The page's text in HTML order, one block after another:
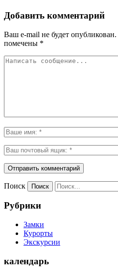
Добавить комментарий
Ваш e-mail не будет опубликован.
помечены *
Поиск
Рубрики
Замки
Курорты
Экскурсии
календарь